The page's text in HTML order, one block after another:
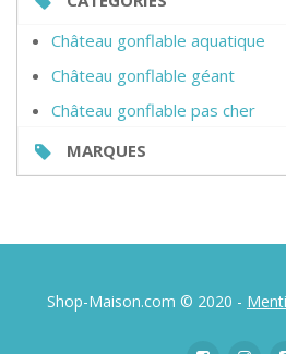
Château gonflable aquatique
Château gonflable géant
Château gonflable pas cher
MARQUES
Shop-Maison.com © 2020 -